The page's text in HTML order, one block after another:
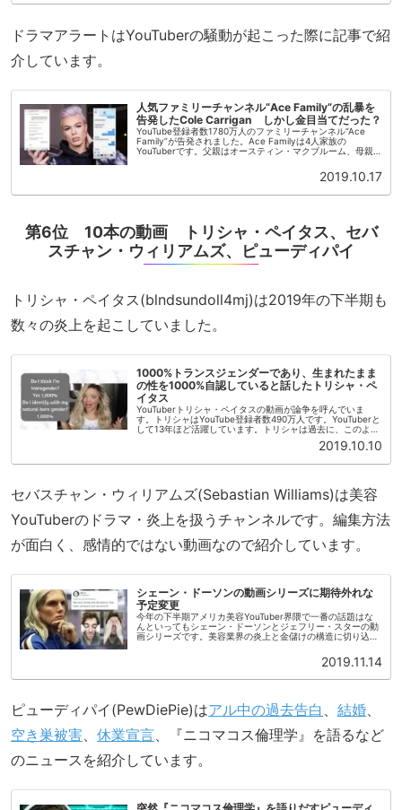
ドラマアラートはYouTuberの騒動が起こった際に記事で紹
介しています。
人気ファミリーチャンネル“Ace Family”の乱暴を
告発したCole Carrigan しかし金目当てだった？
YouTube登録者数1780万人のファミリーチャンネル“Ace
Family”が告発されました。Ace Familyは4人家族の
YouTuberです。父親はオースティン・マクブルーム、母親
2019.10.17
第6位 10本の動画 トリシャ・ペイタス、セバ
スチャン・ウィリアムズ、ピューディパイ
トリシャ・ペイタス(blndsundoll4mj)は2019年の下半期も
数々の炎上を起こしていました。
1000%トランスジェンダーであり、生まれたまま
の性を1000%自認していると話したトリシャ・ペ
イタス
YouTuberトリシャ・ペイタスの動画が論争を呼んでいま
す。トリシャはYouTube登録者数490万人です。YouTuberと
して13年ほど活躍しています。トリシャは過去に、このよう
な題名の動画を投稿しています。 私はチキンナゲット(im...
2019.10.10
セバスチャン・ウィリアムズ(Sebastian Williams)は美容
YouTuberのドラマ・炎上を扱うチャンネルです。編集方法
が面白く、感情的ではない動画なので紹介しています。
シェーン・ドーソンの動画シリーズに期待外れな
予定変更
今年の下半期アメリカ美容YouTuber界隈で一番の話題はな
んといってもシェーン・ドーソンとジェフリー・スターの動
画シリーズです。美容業界の炎上と金儲けの構造に切り込む
2019.11.14
ピューディパイ(PewDiePie)はアル中の過去告白 、 結婚、
空き巣被害、 休業宣言、『ニコマコス倫理学』を語るなど
のニュースを紹介しています。